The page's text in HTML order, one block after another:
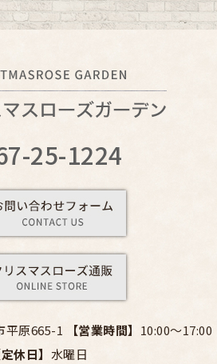
25-1224
平原665-1 【営業時間】 10:00～17:00
定休日】 水曜日